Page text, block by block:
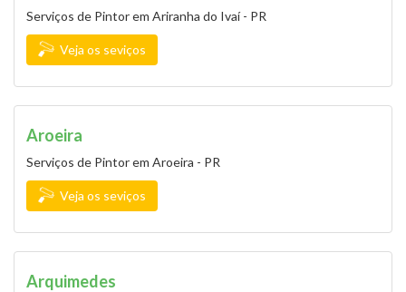
Serviços de Pintor em Ariranha do Ivaí - PR
Veja os seviços
Aroeira
Serviços de Pintor em Aroeira - PR
Veja os seviços
Arquimedes